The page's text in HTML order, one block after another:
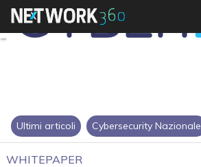
Ultimi articoli Cybersecurity Nazionale
WHITEPAPER